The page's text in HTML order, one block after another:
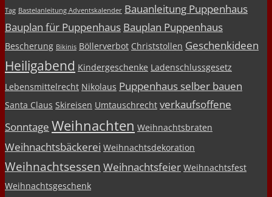
Tag Bastelanleitung Adventskalender Bauanleitung Puppenhaus
Bauplan für Puppenhaus Bauplan Puppenhaus
Bescherung Bikinis Böllerverbot Christstollen Geschenkideen
Heiligabend Kindergeschenke Ladenschlussgesetz
Lebensmittelrecht Nikolaus Puppenhaus selber bauen
Santa Claus Skireisen Umtauschrecht verkaufsoffene
Sonntage Weihnachten Weihnachtsbraten
Weihnachtsbäckerei Weihnachtsdekoration
Weihnachtsessen Weihnachtsfeier Weihnachtsfest
Weihnachtsgeschenk